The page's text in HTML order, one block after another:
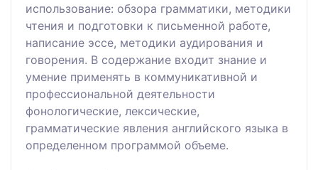
использование: обзора грамматики, методики
чтения и подготовки к письменной работе,
написание эссе, методики аудирования и
говорения. В содержание входит знание и
умение применять в коммуникативной и
профессиональной деятельности
фонологические, лексические,
грамматические явления английского языка в
определенном программой объеме.